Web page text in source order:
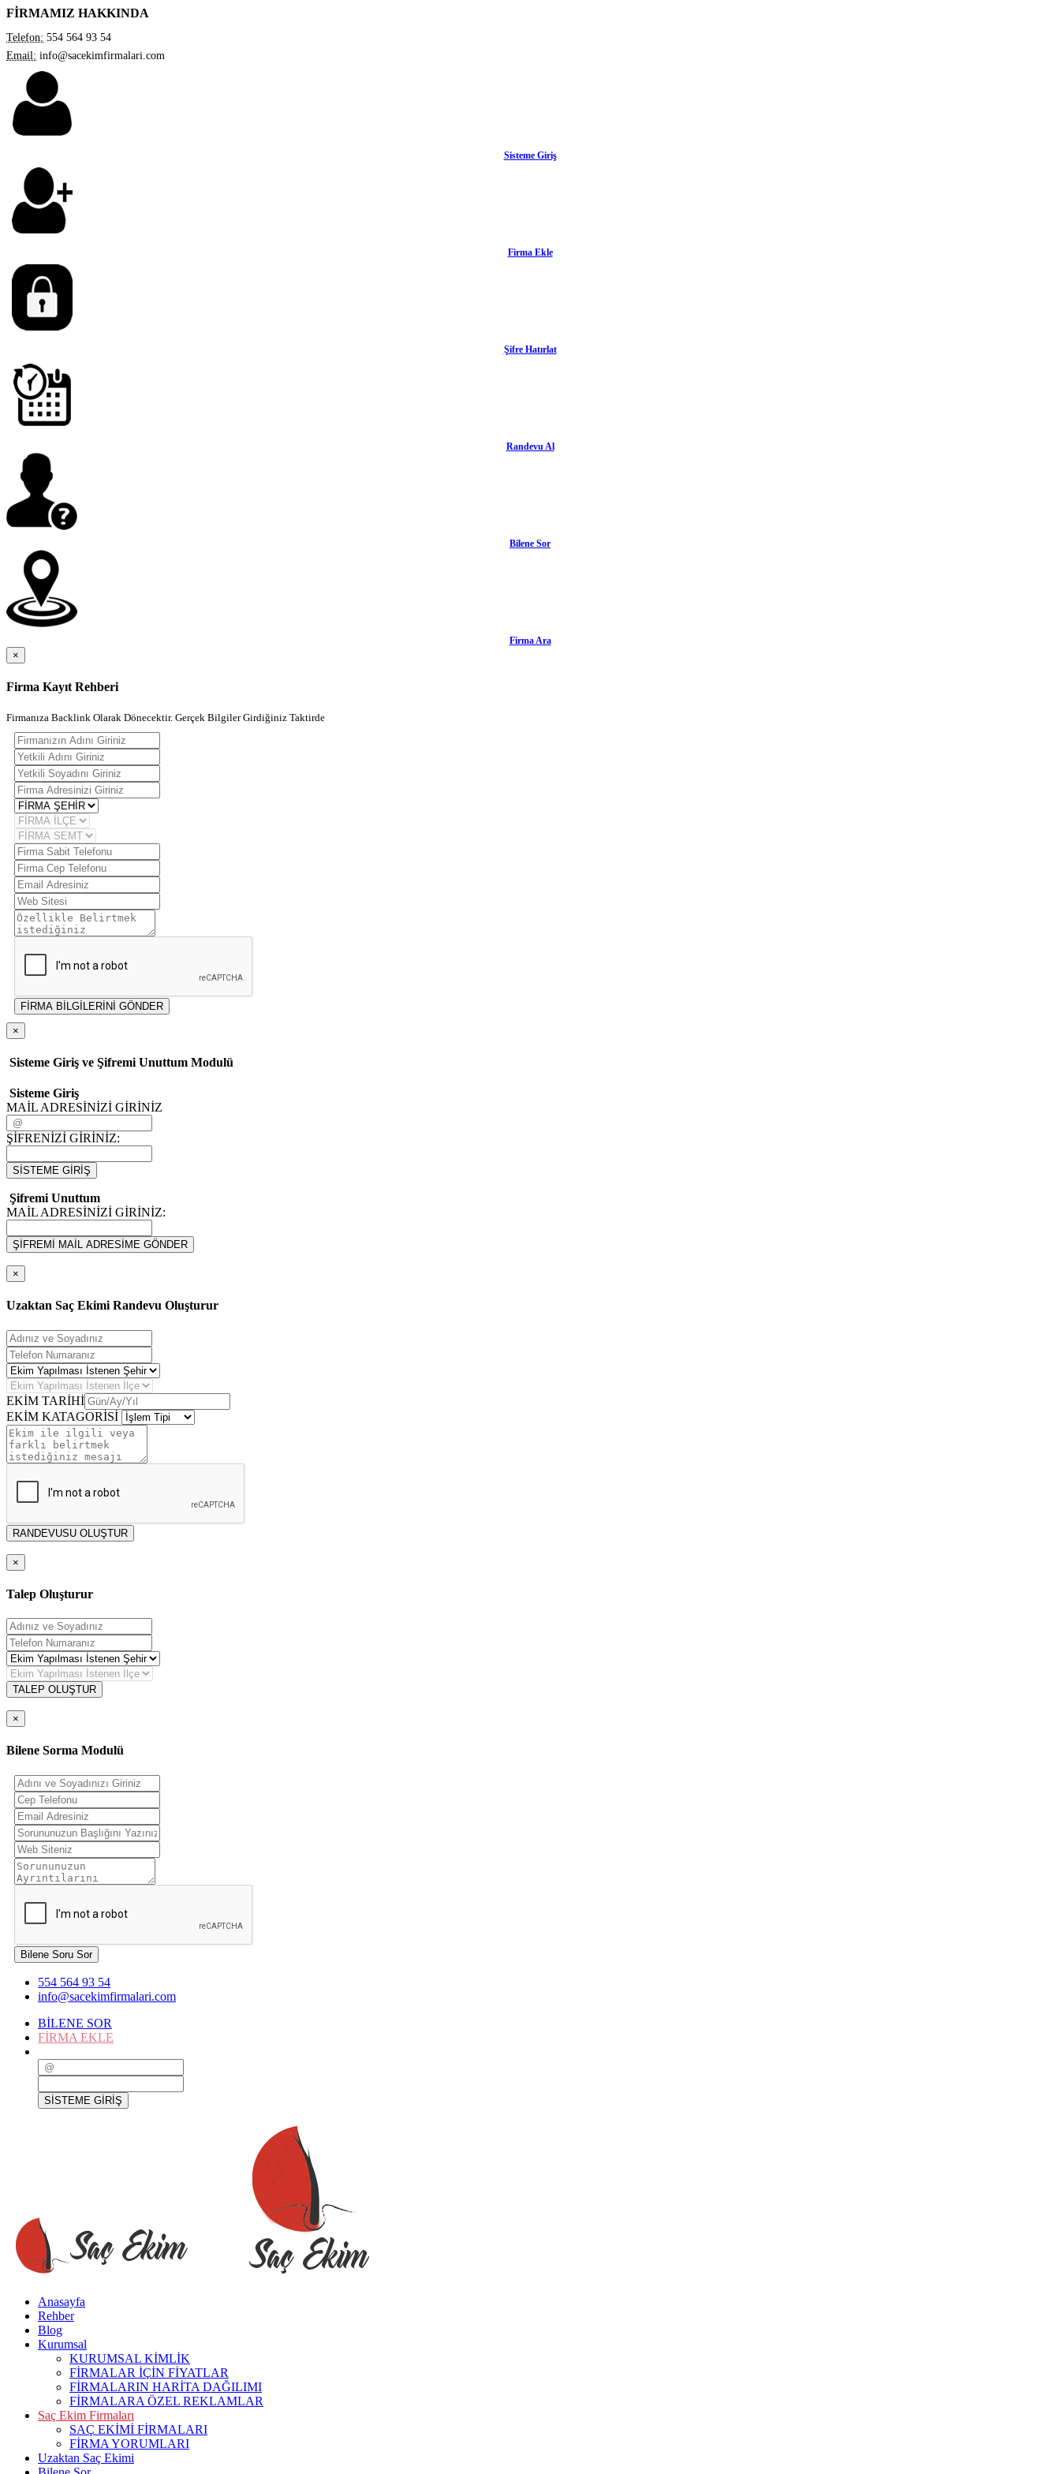
FİRMAMIZ HAKKINDA
Telefon: 554 564 93 54
Email: info@sacekimfirmalari.com
Sisteme Giriş
Firma Ekle
Şifre Hatırlat
Randevu Al
Bilene Sor
Firma Ara
×
Firma Kayıt Rehberi
Firmanıza Backlink Olarak Dönecektir. Gerçek Bilgiler Girdiğiniz Taktirde
FİRMA BİLGİLERİNİ GÖNDER
×
Sisteme Giriş ve Şifremi Unuttum Modulü
Sisteme Giriş
MAİL ADRESİNİZİ GİRİNİZ
ŞİFRENİZİ GİRİNİZ:
SİSTEME GİRİŞ
Şifremi Unuttum
MAİL ADRESİNİZİ GİRİNİZ:
ŞİFREMİ MAİL ADRESİME GÖNDER
×
Uzaktan Saç Ekimi Randevu Oluşturur
EKİM TARİHİ
EKİM KATAGORİSİ
RANDEVUSU OLUŞTUR
×
Talep Oluşturur
TALEP OLUŞTUR
×
Bilene Sorma Modulü
Bilene Soru Sor
554 564 93 54
info@sacekimfirmalari.com
BİLENE SOR
FİRMA EKLE
SİSTEME GİRİŞ
Anasayfa
Rehber
Blog
Kurumsal
KURUMSAL KİMLİK
FİRMALAR İÇİN FİYATLAR
FİRMALARIN HARİTA DAĞILIMI
FİRMALARA ÖZEL REKLAMLAR
Saç Ekim Firmaları
SAÇ EKİMİ FİRMALARI
FİRMA YORUMLARI
Uzaktan Saç Ekimi